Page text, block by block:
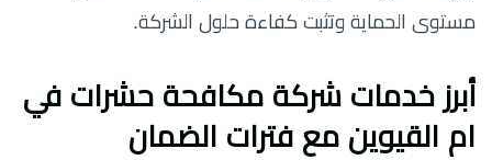
مستوى الحماية وتثبت كفاءة حلول الشركة.
أبرز خدمات شركة مكافحة حشرات في
ام القيوين مع فترات الضمان